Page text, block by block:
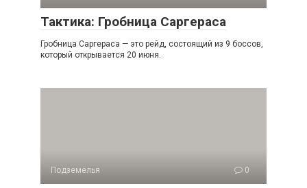
Тактика: Гробница Саргераса
Гробница Саргераса — это рейд, состоящий из 9 боссов,
который открывается 20 июня.
Подземелья 0